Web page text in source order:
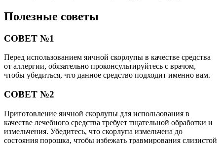
Полезные советы
СОВЕТ №1
Перед использованием яичной скорлупы в качестве средства
от аллергии, обязательно проконсультируйтесь с врачом,
чтобы убедиться, что данное средство подходит именно вам.
СОВЕТ №2
Приготовление яичной скорлупы для использования в
качестве лечебного средства требует тщательной обработки и
измельчения. Убедитесь, что скорлупа измельчена до
состояния порошка, чтобы избежать травмирования слизистой